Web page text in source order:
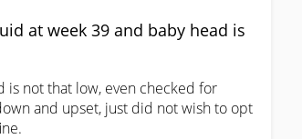
at week 39 and baby head is
is not that low, even checked for
and upset, just did not wish to opt